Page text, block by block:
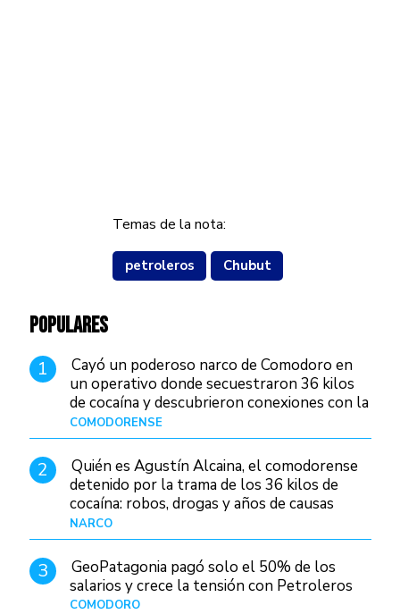
Temas de la nota:
petroleros Chubut
POPULARES
1
Cayó un poderoso narco de Comodoro en
un operativo donde secuestraron 36 kilos
de cocaína y descubrieron conexiones con la
Patagonia
COMODORENSE
2
Quién es Agustín Alcaina, el comodorense
detenido por la trama de los 36 kilos de
cocaína: robos, drogas y años de causas
judiciales
NARCO
3
GeoPatagonia pagó solo el 50% de los
salarios y crece la tensión con Petroleros
COMODORO